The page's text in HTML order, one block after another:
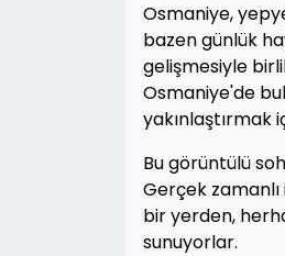
Osmaniye,
bazen günlük
gelişmesiyle
Osmaniye'de
yakınlaştırmak
Bu görüntülü
Gerçek
bir yerden,
sunuyorlar.